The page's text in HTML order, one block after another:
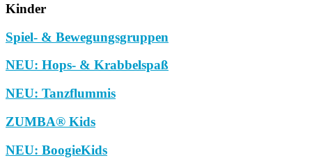
Kinder
Spiel- & Bewegungsgruppen
NEU: Hops- & Krabbelspaß
NEU: Tanzflummis
ZUMBA® Kids
NEU: BoogieKids